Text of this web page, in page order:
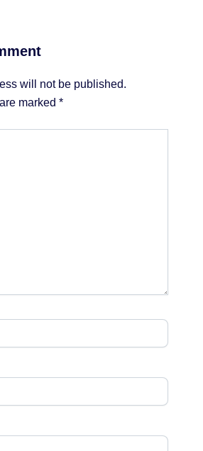
will not be published.
marked *